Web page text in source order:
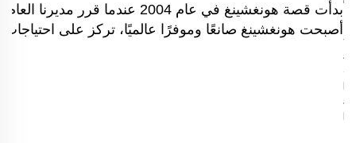
بدأت قصة هونغشينغ في عام
أصبحت هونغشينغ صانعًا وموفرًا عالميًا، تركز على احتياجات